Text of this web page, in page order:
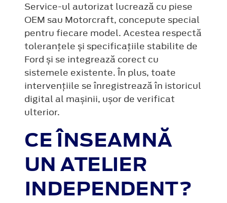
Service-ul autorizat lucrează cu piese
OEM sau Motorcraft, concepute special
pentru fiecare model. Acestea respectă
toleranțele și specificațiile stabilite de
Ford și se integrează corect cu
sistemele existente. În plus, toate
intervențiile se înregistrează în istoricul
digital al mașinii, ușor de verificat
ulterior.
CE ÎNSEAMNĂ
UN ATELIER
INDEPENDENT?